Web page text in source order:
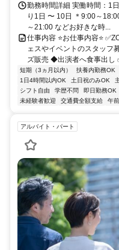
勤務時間詳細 実働時間：1
り1日 〜 10日 ＊9:00～
～21:00 などお好きな時...
仕事内容 ⭐お仕事内容⭐
ェスやイベントのスタッ
ズ販売 ◆出演者へ食事出し
短期（3ヵ月以内） 扶養内勤務OK
1日4時間以内OK
土日祝のみOK
シフト自由
学歴不問 即日勤務OK
未経験者歓迎
交通費全額支給 午前
アルバイト・パート